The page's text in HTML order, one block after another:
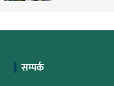
सम्पर्क